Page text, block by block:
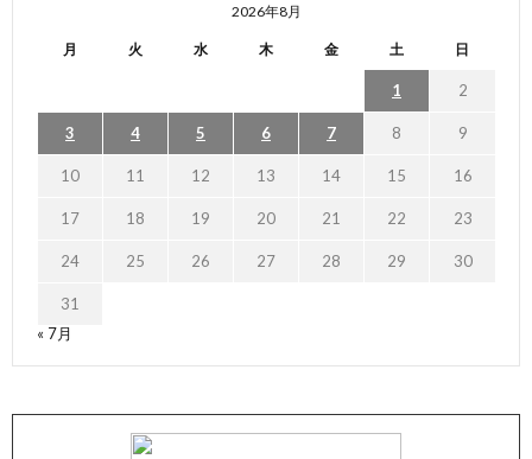
2026年8月
月 火 水 木 金 土 日
1 2
3 4 5 6 7 8 9
10 11 12 13 14 15 16
17 18 19 20 21 22 23
24 25 26 27 28 29 30
31
« 7月